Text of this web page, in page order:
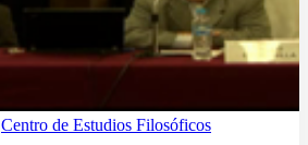
Centro de Estudios Filosóficos